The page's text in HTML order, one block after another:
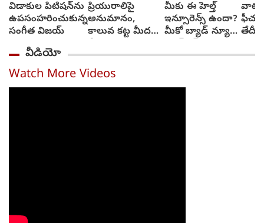
విడాకుల పిటిషన్‌ను
ఉపసంహరించుకున్న
సంగీత విజయ్
ప్రియురాలిపై
అనుమానం,
కాలువ కట్ట మీదకు
చేసిన ప్రియుడు
మీకు ఈ హెల్త్
ఇన్సూరెన్స్ ఉందా?
మీకో బ్యాడ్ న్యూస్‌,
చికిత్స‌ల‌కు
తేదీని
వీడియో
Watch More Videos